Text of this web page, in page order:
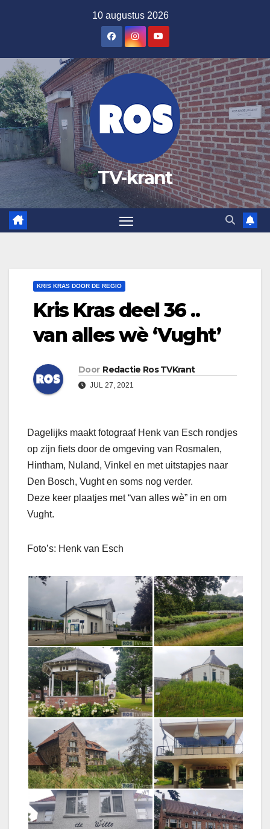
inhoud
10 augustus 2026
TV-krant
KRIS KRAS DOOR DE REGIO
Kris Kras deel 36 ..
van alles wè ‘Vught’
Door Redactie Ros TVKrant
JUL 27, 2021
Dagelijks maakt fotograaf Henk van Esch rondjes
op zijn fiets door de omgeving van Rosmalen,
Hintham, Nuland, Vinkel en met uitstapjes naar
Den Bosch, Vught en soms nog verder.
Deze keer plaatjes met “van alles wè” in en om
Vught.
Foto’s: Henk van Esch